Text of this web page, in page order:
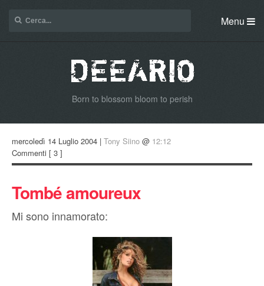
Menu
Born to blossom bloom to perish
mercoledì 14 Luglio 2004 | Tony Siino @ 12:12
Commenti [ 3 ]
Tombé amoureux
Mi sono innamorato: